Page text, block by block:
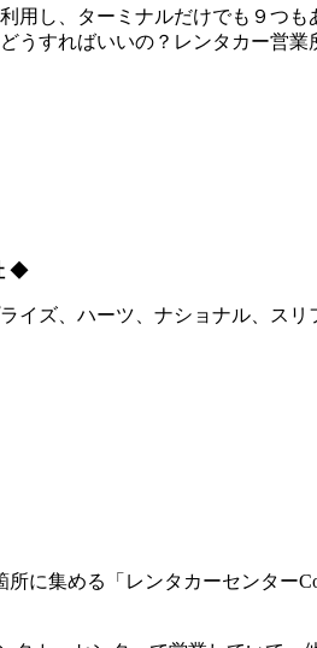
用し、ターミナルだけでも９つ
うすればいいの？レンタカー営
◆
イズ、ハーツ、ナショナル、ス
に集める「レンタカーセンタ